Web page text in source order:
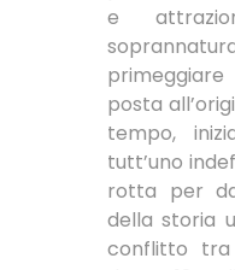
e
posta
tempo,
tutt’uno
rotta per
della storia
conflitto